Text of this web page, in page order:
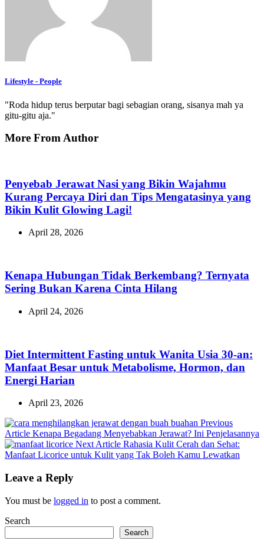
Lifestyle - People
"Roda hidup terus berputar bagi sebagian orang, sisanya mah ya
gitu-gitu aja."
More From Author
Penyebab Jerawat Nasi yang Bikin Wajahmu
Kurang Percaya Diri dan Tips Mengatasinya yang
Bikin Kulit Glowing Lagi!
April 28, 2026
Kenapa Hubungan Tidak Berkembang? Ternyata
Sering Bukan Karena Cinta Hilang
April 24, 2026
Diet Intermittent Fasting untuk Wanita Usia 30-an:
Manfaat Besar untuk Metabolisme, Hormon, dan
Energi Harian
April 23, 2026
Previous
Article Previous
Post:
Kenapa Begadang Menyebabkan Jerawat? Ini Penjelasannya
Next Article Next
Post:
Rahasia Kulit Cerah dan Sehat:
Manfaat Licorice untuk Kulit yang Tak Boleh Kamu Lewatkan
Leave a Reply
You must be logged in to post a comment.
Search
Search